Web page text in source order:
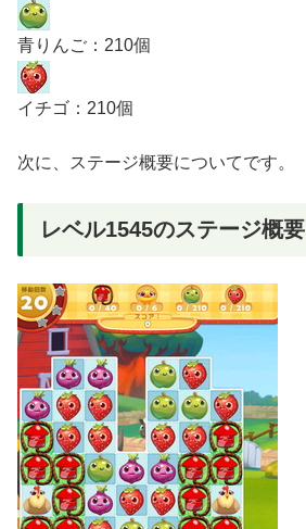
青りんご：210個
イチゴ：210個
次に、ステージ概要についてです。
レベル1545のステージ概要